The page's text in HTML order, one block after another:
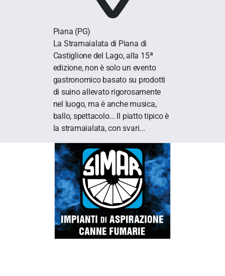
Piana (PG)
La Stramaialata di Piana di
Castiglione del Lago, alla 15ª
edizione, non è solo un evento
gastronomico basato su prodotti
di suino allevato rigorosamente
nel luogo, ma è anche musica,
ballo, spettacolo... Il piatto tipico è
la stramaialata, con svari...